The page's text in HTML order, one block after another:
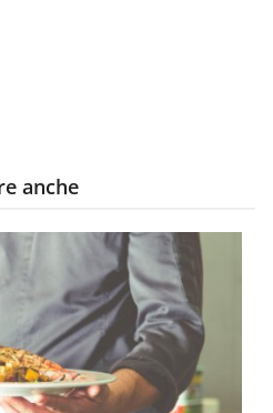
anche